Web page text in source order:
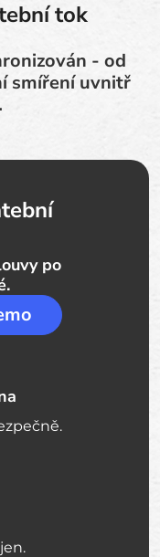
tok
- od
smíření uvnitř
po